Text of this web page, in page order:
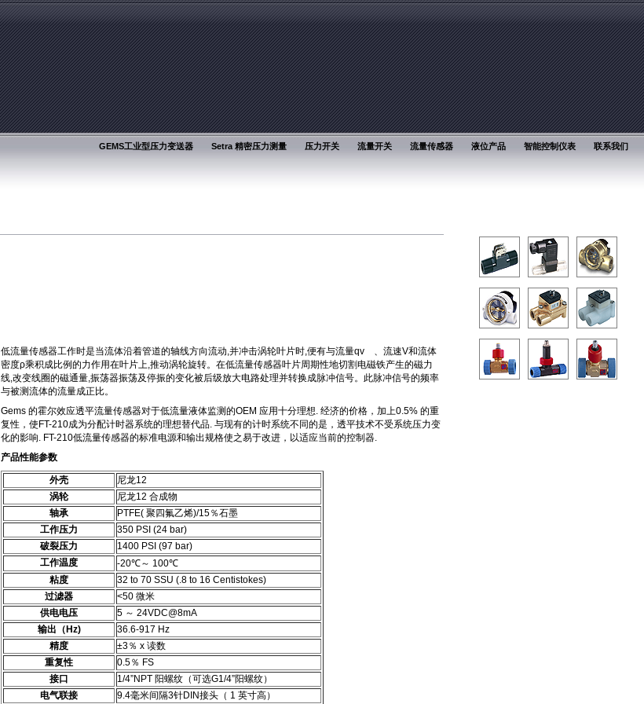
GEMS工业型压力变送器 Setra 精密压力测量 压力开关 流量开关 流量传感器 液位产品 智能控制仪表 联系我们
低流量传感器工作时是当流体沿着管道的轴线方向流动,并冲击涡轮叶片时,便有与流量qv 、流速V和流体
密度ρ乘积成比例的力作用在叶片上,推动涡轮旋转。在低流量传感器叶片周期性地切割电磁铁产生的磁力
线,改变线圈的磁通量,振荡器振荡及停振的变化被后级放大电路处理并转换成脉冲信号。此脉冲信号的频率
与被测流体的流量成正比。
Gems 的霍尔效应透平流量传感器对于低流量液体监测的OEM 应用十分理想. 经济的价格，加上0.5% 的重
复性，使FT-210成为分配计时器系统的理想替代品. 与现有的计时系统不同的是，透平技术不受系统压力变
化的影响. FT-210低流量传感器的标准电源和输出规格使之易于改进，以适应当前的控制器.
产品性能参数
外壳
尼龙12
涡轮
尼龙12 合成物
轴承
PTFE( 聚四氟乙烯)/15％石墨
工作压力
350 PSI (24 bar)
破裂压力
1400 PSI (97 bar)
工作温度
-20℃～ 100℃
粘度
32 to 70 SSU (.8 to 16 Centistokes)
过滤器
<50 微米
供电电压
5 ～ 24VDC@8mA
输出（Hz)
36.6-917 Hz
精度
±3％ x 读数
重复性
0.5％ FS
接口
1/4”NPT 阳螺纹（可选G1/4”阳螺纹）
电气联接
9.4毫米间隔3针DIN接头（ 1 英寸高）